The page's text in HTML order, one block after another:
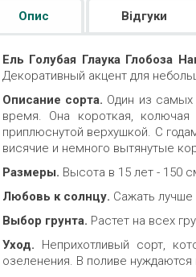
Опис Відгуки
Ель Голубая Глаука Глобоза
Декоративный акцент для
Описание сорта. Один из самых
время. Она короткая,
приплюснутой верхушкой. С
висячие и немного вытянутые
Размеры. Высота в 15 лет - 150
Любовь к солнцу. Сажать лучше
Выбор грунта. Растет на всех
Уход. Неприхотливый сорт,
озеленения. В поливе